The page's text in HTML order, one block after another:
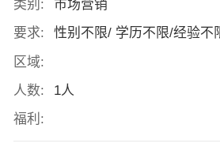
类别:
市场营销
要求:
性别不限/ 学历不限/经验不
区域:
人数:
1人
福利: